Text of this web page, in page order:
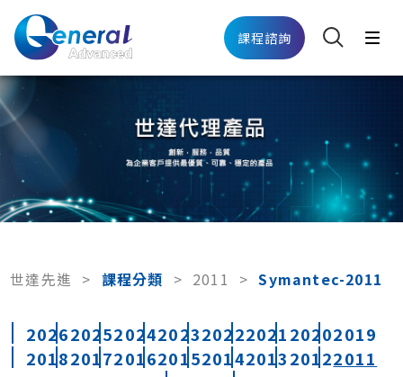
課程諮詢
世達先進 > 課程分類 > 2011 > Symantec-2011
20262025202420232022202120202019
20182017201620152014201320122011